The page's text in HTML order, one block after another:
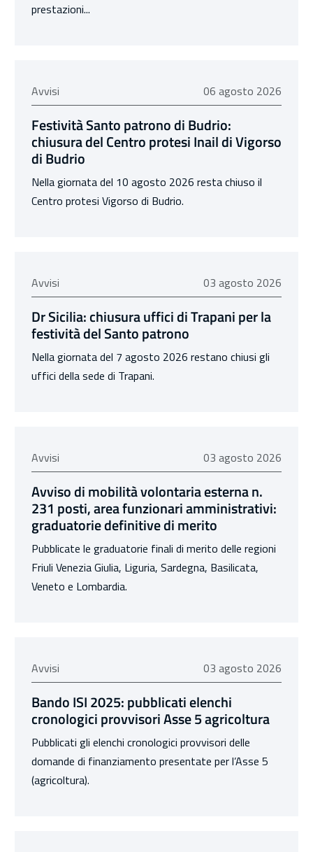
prestazioni...
Avvisi 06 agosto 2026
06 agosto 2026
Festività Santo patrono di Budrio:
chiusura del Centro protesi Inail di Vigorso
di Budrio
Nella giornata del 10 agosto 2026 resta chiuso il
Centro protesi Vigorso di Budrio.
Avvisi 03 agosto 2026
03 agosto 2026
Dr Sicilia: chiusura uffici di Trapani per la
festività del Santo patrono
Nella giornata del 7 agosto 2026 restano chiusi gli
uffici della sede di Trapani.
Avvisi 03 agosto 2026
03 agosto 2026
Avviso di mobilità volontaria esterna n.
231 posti, area funzionari amministrativi:
graduatorie definitive di merito
Pubblicate le graduatorie finali di merito delle regioni
Friuli Venezia Giulia, Liguria, Sardegna, Basilicata,
Veneto e Lombardia.
Avvisi 03 agosto 2026
03 agosto 2026
Bando ISI 2025: pubblicati elenchi
cronologici provvisori Asse 5 agricoltura
Pubblicati gli elenchi cronologici provvisori delle
domande di finanziamento presentate per l’Asse 5
(agricoltura).